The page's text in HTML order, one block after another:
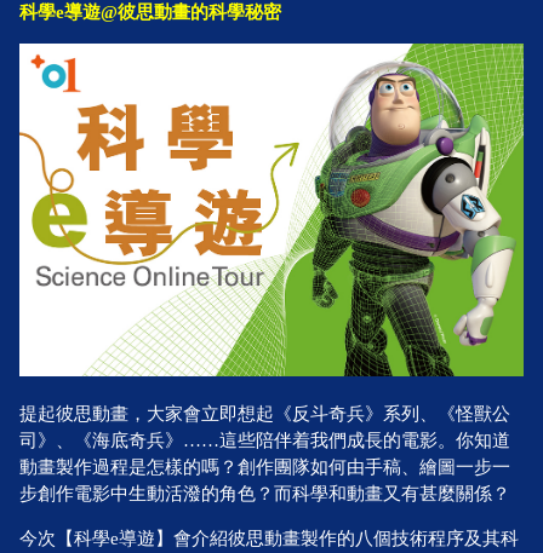
科學e導遊@彼思動畫的科學秘密
提起彼思動畫，大家會立即想起《反斗奇兵》系列、《怪獸公
司》、《海底奇兵》……這些陪伴着我們成長的電影。你知道
動畫製作過程是怎樣的嗎？創作團隊如何由手稿、繪圖一步一
步創作電影中生動活潑的角色？而科學和動畫又有甚麼關係？
今次【科學e導遊】會介紹彼思動畫製作的八個技術程序及其科